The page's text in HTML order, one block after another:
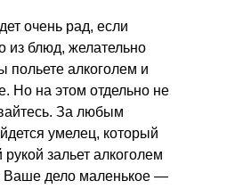
очень рад, если
из блюд, желательно
польете алкоголем и
Но на этом отдельно не
За любым
умелец, который
зальет алкоголем
Ваше дело маленькое —